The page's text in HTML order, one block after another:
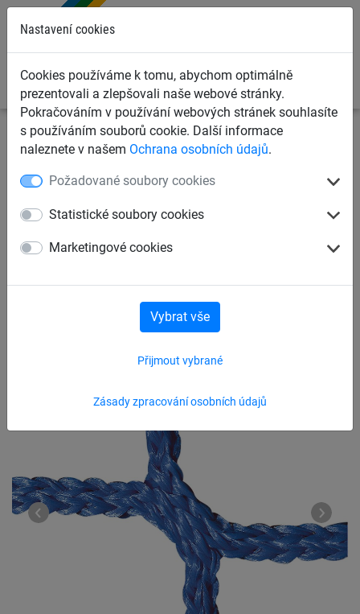
Nastavení cookies
Cookies používáme k tomu, abychom optimálně
prezentovali a zlepšovali naše webové stránky.
Pokračováním v používání webových stránek souhlasíte
s používáním souborů cookie. Další informace
naleznete v našem Ochrana osobních údajů.
Požadované soubory cookies
Statistické soubory cookies
Marketingové cookies
Zásady zpracování osobních údajů
Přijmout vybrané
Vybrat vše
Záchytné bezpečnostní sítě
Boční ochranné sítě na
Boční ochranná síť PP 5 mm,
oko 60 mm